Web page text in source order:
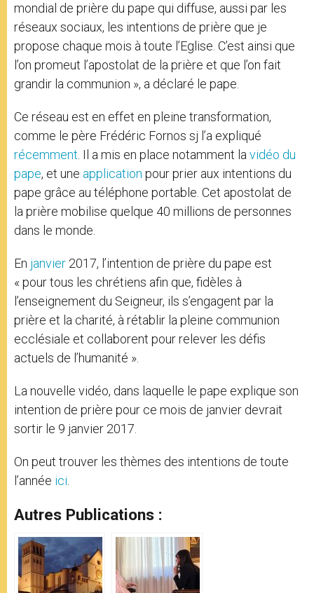
mondial de prière du pape qui diffuse, aussi par les
réseaux sociaux, les intentions de prière que je
propose chaque mois à toute l’Eglise. C’est ainsi que
l’on promeut l’apostolat de la prière et que l’on fait
grandir la communion », a déclaré le pape.
Ce réseau est en effet en pleine transformation,
comme le père Frédéric Fornos sj l’a expliqué
récemment. Il a mis en place notamment lavidéo du
pape, et une application pour prier aux intentions du
pape grâce au téléphone portable. Cet apostolat de
la prière mobilise quelque 40 millions de personnes
dans le monde.
En janvier 2017, l’intention de prière du pape est
« pour tous les chrétiens afin que, fidèles à
l’enseignement du Seigneur, ils s’engagent par la
prière et la charité, à rétablir la pleine communion
ecclésiale et collaborent pour relever les défis
actuels de l’humanité ».
La nouvelle vidéo, dans laquelle le pape explique son
intention de prière pour ce mois de janvier devrait
sortir le 9 janvier 2017.
On peut trouver les thèmes des intentions de toute
l’année ici.
Autres Publications :